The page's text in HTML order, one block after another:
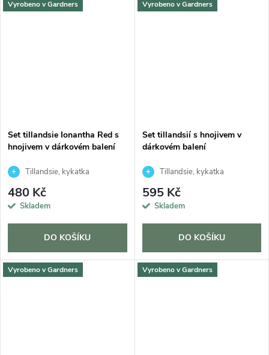
Vyrobeno v Gardners
Set tillandsie Ionantha Red s
hnojivem v dárkovém balení
Tillandsie, kykatka
480 Kč
Skladem
DO KOŠÍKU
Vyrobeno v Gardners
Set tillandsií s hnojivem v
dárkovém balení
Tillandsie, kykatka
595 Kč
Skladem
DO KOŠÍKU
Vyrobeno v Gardners Vyrobeno v Gardners